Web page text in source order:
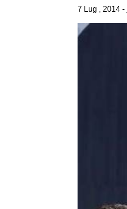
7 Lug , 2014 -